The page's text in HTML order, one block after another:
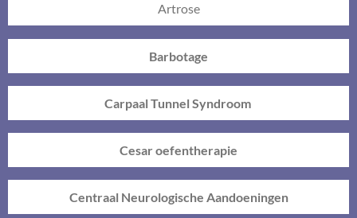
Artrose
Barbotage
Carpaal Tunnel Syndroom
Cesar oefentherapie
Centraal Neurologische Aandoeningen